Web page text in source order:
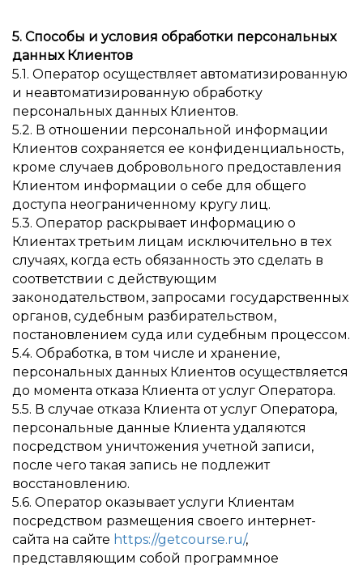
5. Способы и условия обработки персональных
данных Клиентов
5.1. Оператор осуществляет автоматизированную
и неавтоматизированную обработку
персональных данных Клиентов.
5.2. В отношении персональной информации
Клиентов сохраняется ее конфиденциальность,
кроме случаев добровольного предоставления
Клиентом информации о себе для общего
доступа неограниченному кругу лиц.
5.3. Оператор раскрывает информацию о
Клиентах третьим лицам исключительно в тех
случаях, когда есть обязанность это сделать в
соответствии с действующим
законодательством, запросами государственных
органов, судебным разбирательством,
постановлением суда или судебным процессом.
5.4. Обработка, в том числе и хранение,
персональных данных Клиентов осуществляется
до момента отказа Клиента от услуг Оператора.
5.5. В случае отказа Клиента от услуг Оператора,
персональные данные Клиента удаляются
посредством уничтожения учетной записи,
после чего такая запись не подлежит
восстановлению.
5.6. Оператор оказывает услуги Клиентам
посредством размещения своего интернет-
сайта на сайте https://getcourse.ru/,
представляющим собой программное